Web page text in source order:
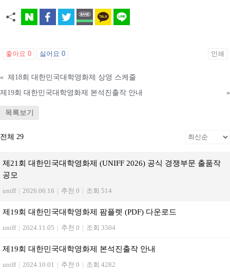
좋아요 0 싫어요 0 인쇄
« 제18회 대한민국대학영화제 상영 스케줄
제19회 대한민국대학영화제 본석진출작 안내
»
목록보기
전체 29
제21회 대한민국대학영화제 (UNIFF 2026) 공식 경쟁부문 출품작
공모
uniff | 2026.06.16 | 추천 0 | 조회 514
제19회 대한민국대학영화제 팜플렛 (PDF) 다운로드
uniff | 2024.11.05 | 추천 0 | 조회 3504
제19회 대한민국대학영화제 본석진출작 안내
uniff | 2024.10.01 | 추천 0 | 조회 4282